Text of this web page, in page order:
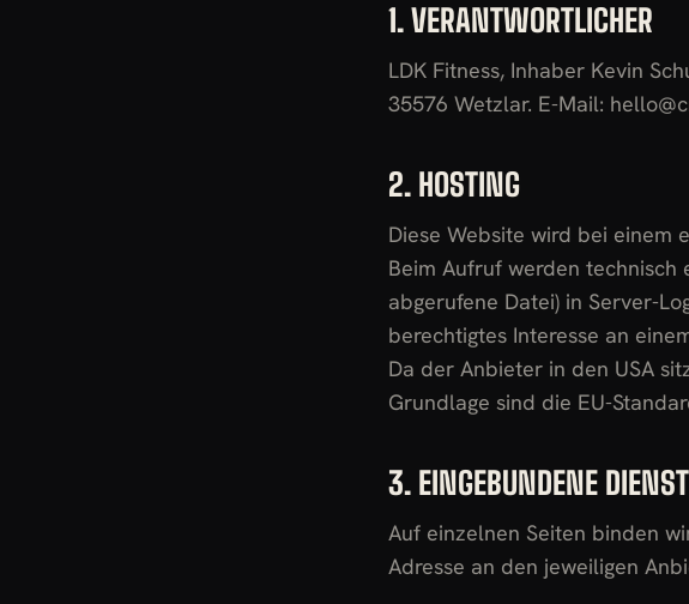
1. VERANTWORTLICHER
LDK Fitness, Inhaber Kevin
35576 Wetzlar. E-Mail:
2. HOSTING
Diese Website wird bei einem
Beim Aufruf werden technisch
abgerufene Datei) in Server-
berechtigtes Interesse an
Da der Anbieter in den USA
Grundlage sind die EU-
3. EINGEBUNDENE
Auf einzelnen Seiten binden
Adresse an den jeweiligen